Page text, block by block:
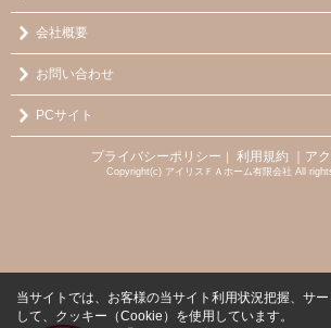
会社概要
お問い合わせ
PCサイト
プライバシーポリシー ｜ 利用規約 ｜ア
Copyright(c) アイリスＦＡホーム有限会社 All
当サイトでは、お客様の当サイト利用状況把握、サ
して、クッキー（Cookie）を使用しています。